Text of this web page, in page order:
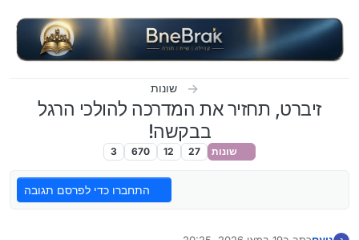
שונות
זיברט, תחזיר את המדרכה להולכי הרגל
בבקשה!
שונות 27
12
670
3
התחברו כדי לפרסם תגובה